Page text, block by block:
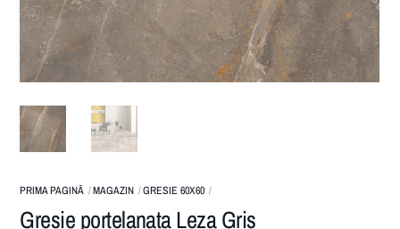
PRIMA PAGINĂ MAGAZIN GRESIE 60X60
Gresie portelanata Leza Gris